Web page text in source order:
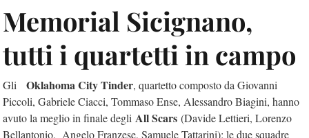
Memorial Sicignano,
tutti i quartetti in campo
Gli Oklahoma City Tinder, quartetto composto da Giovanni
Piccoli, Gabriele Ciacci, Tommaso Ense, Alessandro Biagini, hanno
avuto la meglio in finale degli All Scars (Davide Lettieri, Lorenzo
Bellantonio, Angelo Franzese, Samuele Tattarini); le due squadre